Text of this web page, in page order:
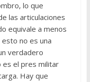
lo que
las articulaciones
equivale a menos
no es una
verdadero
es el pres militar
Hay que